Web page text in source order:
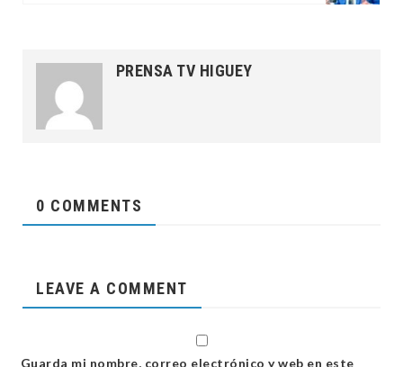
PRENSA TV HIGUEY
0 COMMENTS
LEAVE A COMMENT
Guarda mi nombre, correo electrónico y web en este